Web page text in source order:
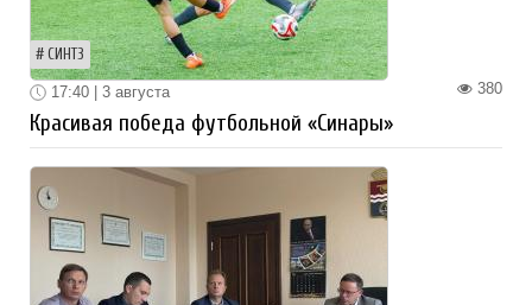
СИНТЗ
380
17:40 | 3 августа
Красивая победа футбольной «Синары»